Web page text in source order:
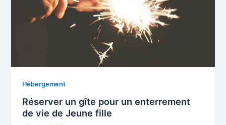
Hébergement
Réserver un gîte pour un enterrement
de vie de Jeune fille